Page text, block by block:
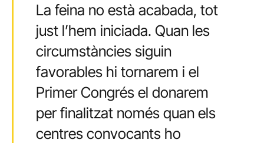
La feina no està acabada, tot
just l’hem iniciada. Quan les
circumstàncies siguin
favorables hi tornarem i el
Primer Congrés el donarem
per finalitzat només quan els
centres convocants ho